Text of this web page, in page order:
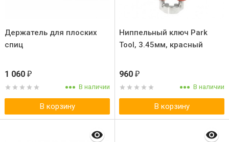
Держатель для плоских
спиц
1 060 ₽
В наличии
В корзину
Ниппельный ключ Park
Tool, 3.45мм, красный
960 ₽
В наличии
В корзину